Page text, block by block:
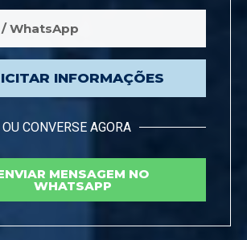
INFORMAÇÕES
OU CONVERSE AGORA
MENSAGEM NO
WHATSAPP